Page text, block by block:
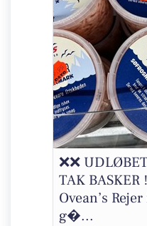
❌❌
TAK
Ovean’s
g�...